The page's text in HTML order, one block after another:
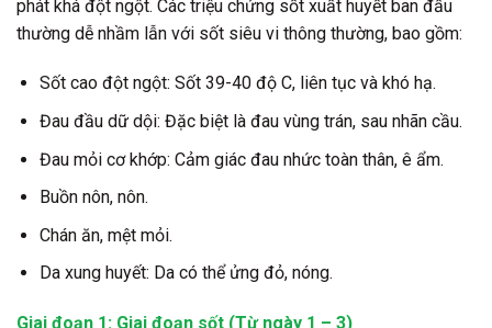
phát khá đột ngột. Các triệu chứng sốt xuất huyết ban đầu
thường dễ nhầm lẫn với sốt siêu vi thông thường, bao gồm:
Sốt cao đột ngột: Sốt 39-40 độ C, liên tục và khó hạ.
Đau đầu dữ dội: Đặc biệt là đau vùng trán, sau nhãn cầu.
Đau mỏi cơ khớp: Cảm giác đau nhức toàn thân, ê ẩm.
Buồn nôn, nôn.
Chán ăn, mệt mỏi.
Da xung huyết: Da có thể ửng đỏ, nóng.
Giai đoạn 1: Giai đoạn sốt (Từ ngày 1 – 3)